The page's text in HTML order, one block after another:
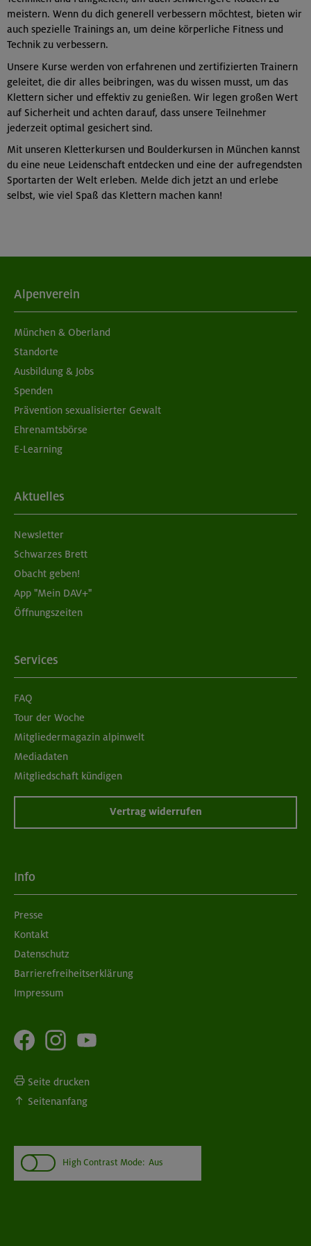
meistern. Wenn du dich generell verbessern möchtest, bieten wir
auch spezielle Trainings an, um deine körperliche Fitness und
Technik zu verbessern.
Unsere Kurse werden von erfahrenen und zertifizierten Trainern
geleitet, die dir alles beibringen, was du wissen musst, um das
Klettern sicher und effektiv zu genießen. Wir legen großen Wert
auf Sicherheit und achten darauf, dass unsere Teilnehmer
jederzeit optimal gesichert sind.
Mit unseren Kletterkursen und Boulderkursen in München kannst
du eine neue Leidenschaft entdecken und eine der aufregendsten
Sportarten der Welt erleben. Melde dich jetzt an und erlebe
selbst, wie viel Spaß das Klettern machen kann!
Alpenverein
München & Oberland
Standorte
Ausbildung & Jobs
Spenden
Prävention sexualisierter Gewalt
Ehrenamtsbörse
E-Learning
Aktuelles
Newsletter
Schwarzes Brett
Obacht geben!
App "Mein DAV+"
Öffnungszeiten
Services
FAQ
Tour der Woche
Mitgliedermagazin alpinwelt
Mediadaten
Mitgliedschaft kündigen
Vertrag widerrufen
Info
Presse
Kontakt
Datenschutz
Barrierefreiheitserklärung
Impressum
Seite drucken
Seitenanfang
High Contrast Mode: Aus